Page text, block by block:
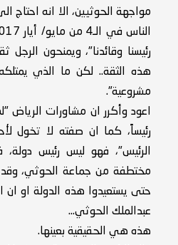
مواجهة الحوثيين، الا انه
رئيسنا وقائدنا"، ويمنحون
هذه الثقة.. لكن ما الذي
مشروعية".
اعود وأكرر ان مشاورات الرياض
رئيساً، كما ان صفته لا تخول
الرئيس"، فهو ليس رئيس دولة،
مختطفة من جماعة الحوثي، وقد
حتى يستعيدوا هذه الدولة او
عبدالملك الحوثي...
هذه هي الحقيقية بعينها.